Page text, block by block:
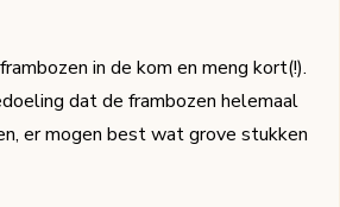
in de kom en meng kort(!).
dat de frambozen helemaal
er mogen best wat grove stukken